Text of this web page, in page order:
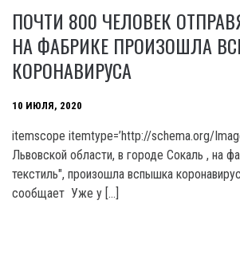
ПОЧТИ 800 ЧЕЛОВЕК
НА ФАБРИКЕ ПРОИЗОШЛА
КОРОНАВИРУСА
10 ИЮЛЯ, 2020
itemscope itemtype=’http://schema.org/
Львовской области, в городе Сокаль , на
текстиль", произошла вспышка
сообщает Уже у […]